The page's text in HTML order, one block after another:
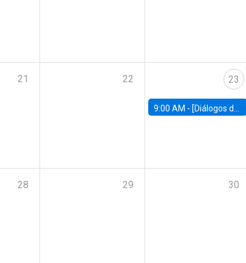
21 22 23
9:00 AM - [Diálogos de Compromiso Público] Implementación de la reforma previsional: Desafíos y oportunidades
28 29 30